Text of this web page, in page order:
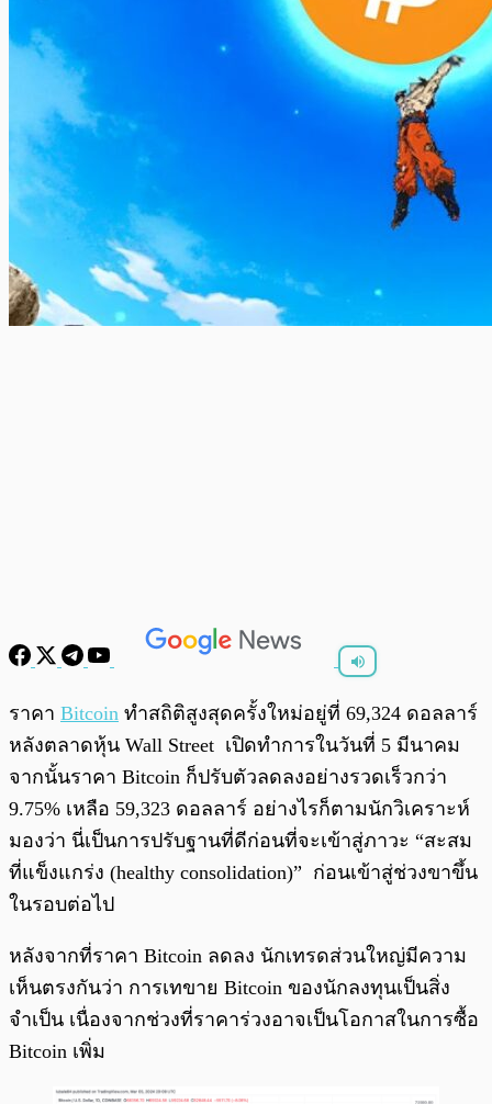
ราคา Bitcoin ทำสถิติสูงสุดครั้งใหม่อยู่ที่ 69,324 ดอลลาร์
หลังตลาดหุ้น Wall Street เปิดทำการในวันที่ 5 มีนาคม
จากนั้นราคา Bitcoin ก็ปรับตัวลดลงอย่างรวดเร็วกว่า
9.75% เหลือ 59,323 ดอลลาร์ อย่างไรก็ตามนักวิเคราะห์
มองว่า นี่เป็นการปรับฐานที่ดีก่อนที่จะเข้าสู่ภาวะ “สะสม
ที่แข็งแกร่ง (healthy consolidation)” ก่อนเข้าสู่ช่วงขาขึ้น
ในรอบต่อไป
หลังจากที่ราคา Bitcoin ลดลง นักเทรดส่วนใหญ่มีความ
เห็นตรงกันว่า การเทขาย Bitcoin ของนักลงทุนเป็นสิ่ง
จำเป็น เนื่องจากช่วงที่ราคาร่วงอาจเป็นโอกาสในการซื้อ
Bitcoin เพิ่ม